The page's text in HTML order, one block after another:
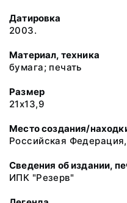
Датировка
2003.
Материал, техника
бумага; печать
Размер
21х13,9
Место создания/
Российская
Сведения об издании,
ИПК "Резерв"